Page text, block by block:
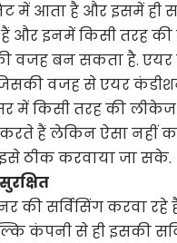
में आता है और इसमें ही
हैं और इनमें किसी तरह
वजह बन सकता है. एयर
वजह से एयर
में किसी तरह की
हैं लेकिन ऐसा नहीं
ठीक करवाया जा सके.
की सर्विसिंग करवा
कंपनी से ही इसकी